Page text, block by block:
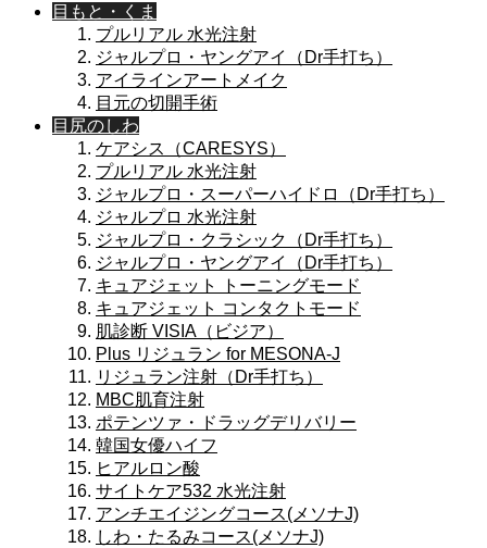
目もと・くま
プルリアル 水光注射
ジャルプロ・ヤングアイ（Dr手打ち）
アイラインアートメイク
目元の切開手術
目尻のしわ
ケアシス（CARESYS）
プルリアル 水光注射
ジャルプロ・スーパーハイドロ（Dr手打ち）
ジャルプロ 水光注射
ジャルプロ・クラシック（Dr手打ち）
ジャルプロ・ヤングアイ（Dr手打ち）
キュアジェット トーニングモード
キュアジェット コンタクトモード
肌診断 VISIA（ビジア）
Plus リジュラン for MESONA-J
リジュラン注射（Dr手打ち）
MBC肌育注射
ポテンツァ・ドラッグデリバリー
韓国女優ハイフ
ヒアルロン酸
サイトケア532 水光注射
アンチエイジングコース(メソナJ)
しわ・たるみコース(メソナJ)